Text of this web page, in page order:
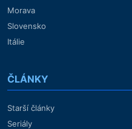
Morava
Slovensko
Itálie
ČLÁNKY
Starší články
Seriály